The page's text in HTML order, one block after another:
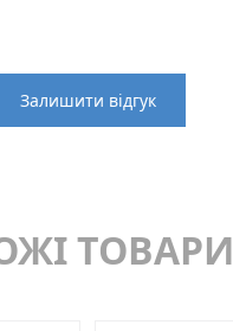
Залишити відгук
Ширина, мм
ТОВАРИ